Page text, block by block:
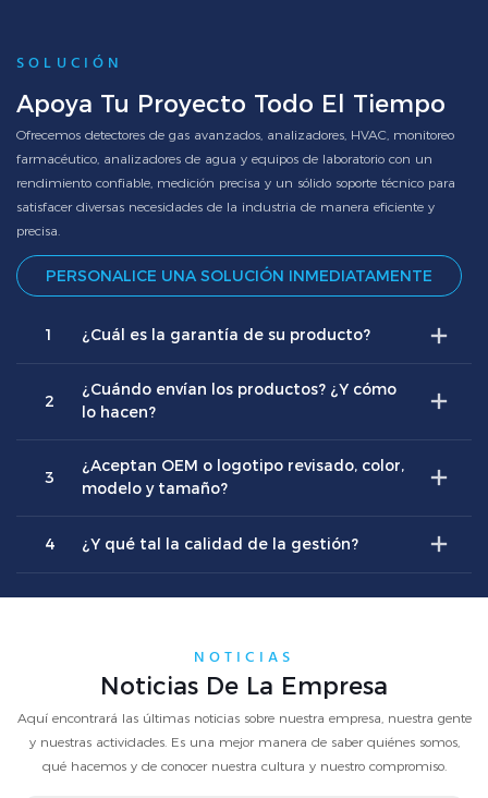
SOLUCIÓN
Apoya Tu Proyecto Todo El Tiempo
Ofrecemos detectores de gas avanzados, analizadores, HVAC, monitoreo
farmacéutico, analizadores de agua y equipos de laboratorio con un
rendimiento confiable, medición precisa y un sólido soporte técnico para
satisfacer diversas necesidades de la industria de manera eficiente y
precisa.
PERSONALICE UNA SOLUCIÓN INMEDIATAMENTE
1 ¿Cuál es la garantía de su producto?
2
¿Cuándo envían los productos? ¿Y cómo
lo hacen?
3
¿Aceptan OEM o logotipo revisado, color,
modelo y tamaño?
4 ¿Y qué tal la calidad de la gestión?
NOTICIAS
Noticias De La Empresa
Aquí encontrará las últimas noticias sobre nuestra empresa, nuestra gente
y nuestras actividades. Es una mejor manera de saber quiénes somos,
qué hacemos y de conocer nuestra cultura y nuestro compromiso.